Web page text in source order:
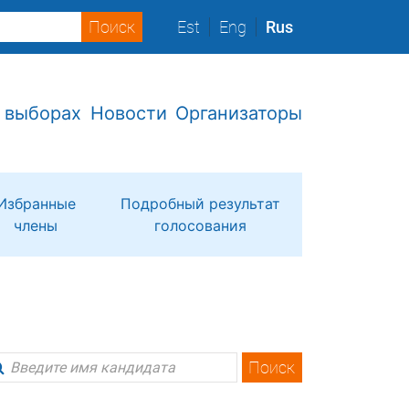
Est Eng Rus
Новости Организаторы
члены
Подробный результат
голосования
Поиск